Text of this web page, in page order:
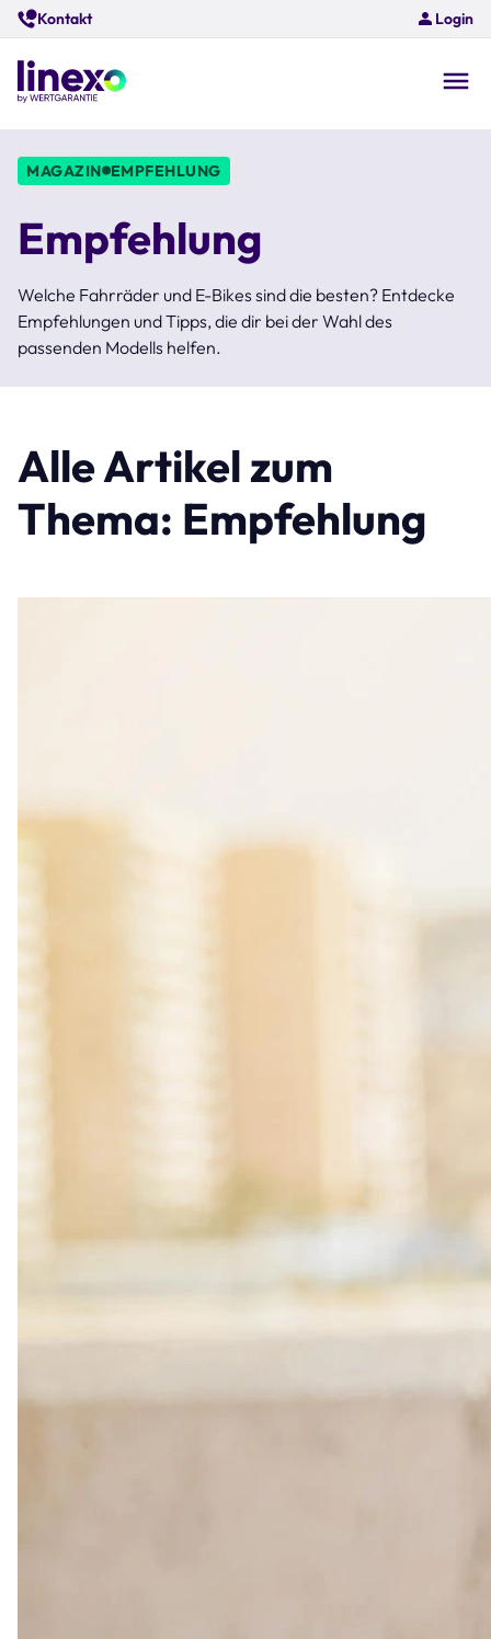
Skip
to
main
content
Kontakt Login
MAGAZIN EMPFEHLUNG
Empfehlung
Welche Fahrräder und E-Bikes sind die besten? Entdecke
Empfehlungen und Tipps, die dir bei der Wahl des
passenden Modells helfen.
Alle Artikel zum
Thema: Empfehlung